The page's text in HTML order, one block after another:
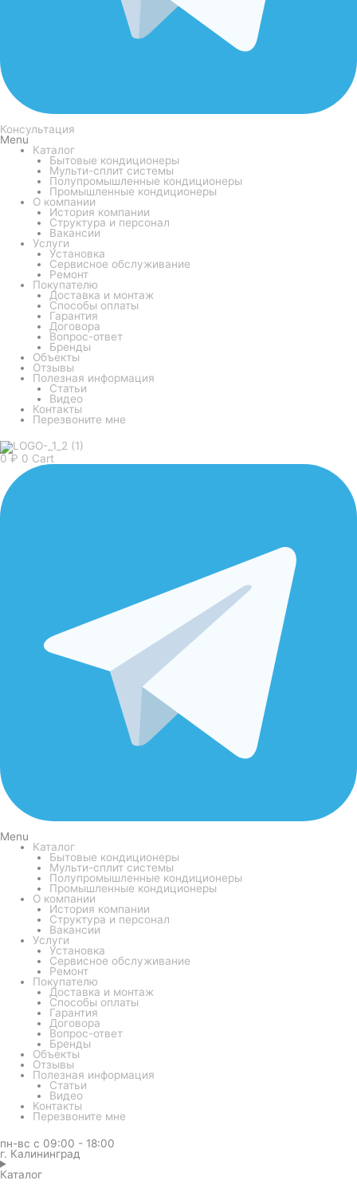
Консультация
Menu
Каталог
Бытовые кондиционеры
Мульти-сплит системы
Полупромышленные кондиционеры
Промышленные кондиционеры
О компании
История компании
Структура и персонал
Вакансии
Услуги
Установка
Сервисное обслуживание
Ремонт
Покупателю
Доставка и монтаж
Способы оплаты
Гарантия
Договора
Вопрос-ответ
Бренды
Объекты
Отзывы
Полезная информация
Статьи
Видео
Контакты
Перезвоните мне
0 ₽ 0 Cart
Menu
Каталог
Бытовые кондиционеры
Мульти-сплит системы
Полупромышленные кондиционеры
Промышленные кондиционеры
О компании
История компании
Структура и персонал
Вакансии
Услуги
Установка
Сервисное обслуживание
Ремонт
Покупателю
Доставка и монтаж
Способы оплаты
Гарантия
Договора
Вопрос-ответ
Бренды
Объекты
Отзывы
Полезная информация
Статьи
Видео
Контакты
Перезвоните мне
пн-вс с 09:00 - 18:00
г. Калининград
Каталог